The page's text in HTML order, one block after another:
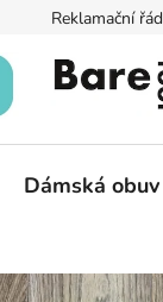
Reklamační řád
Dámská obuv